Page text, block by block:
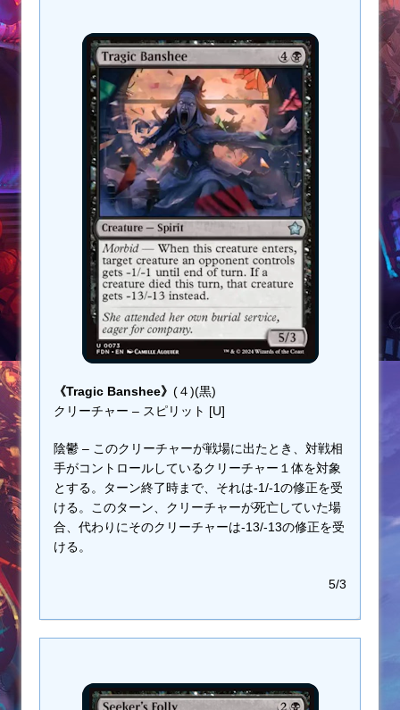
《Tragic Banshee》 (４)(黒)
クリーチャー – スピリット [U]
陰鬱 – このクリーチャーが戦場に出たとき、対戦相
手がコントロールしているクリーチャー１体を対象
とする。ターン終了時まで、それは-1/-1の修正を受
ける。このターン、クリーチャーが死亡していた場
合、代わりにそのクリーチャーは-13/-13の修正を受
ける。
5/3